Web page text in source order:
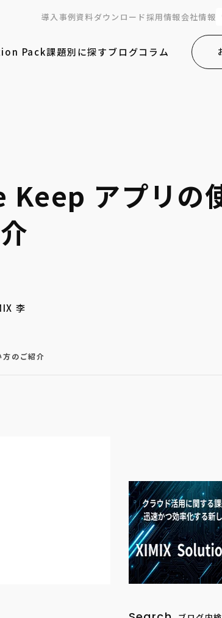
導入事例資料ダウンロード採用情報会社情報
Pack課題別に探すブログコラム
アプリの
李
のご紹介